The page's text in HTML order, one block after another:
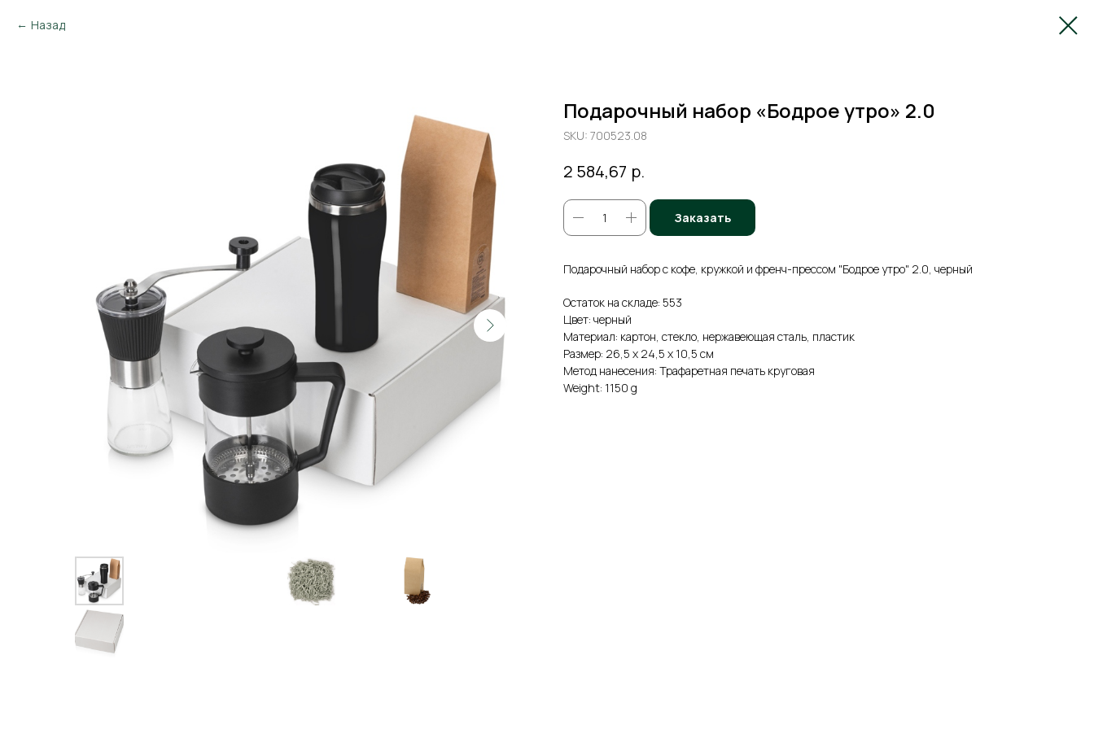
Назад
Подарочный набор «Бодрое утро» 2.0
SKU: 700523.08
2 584,67 р.
Заказать
Подарочный набор с кофе, кружкой и френч-прессом "Бодрое утро" 2.0, черный
Остаток на складе: 553
Цвет: черный
Материал: картон, стекло, нержавеющая сталь, пластик
Размер: 26,5 х 24,5 х 10,5 см
Метод нанесения: Трафаретная печать круговая
Weight: 1150 g